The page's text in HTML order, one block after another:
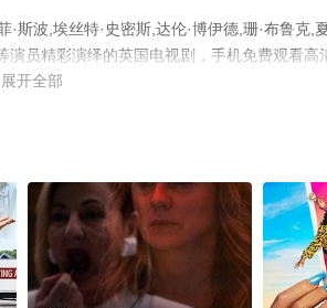
波,埃丝特·史密斯,达伦·博伊德,珊·布鲁克,
演员精彩演绎的英国电视剧，手机免费观看
情网等平台了解。
展开全部